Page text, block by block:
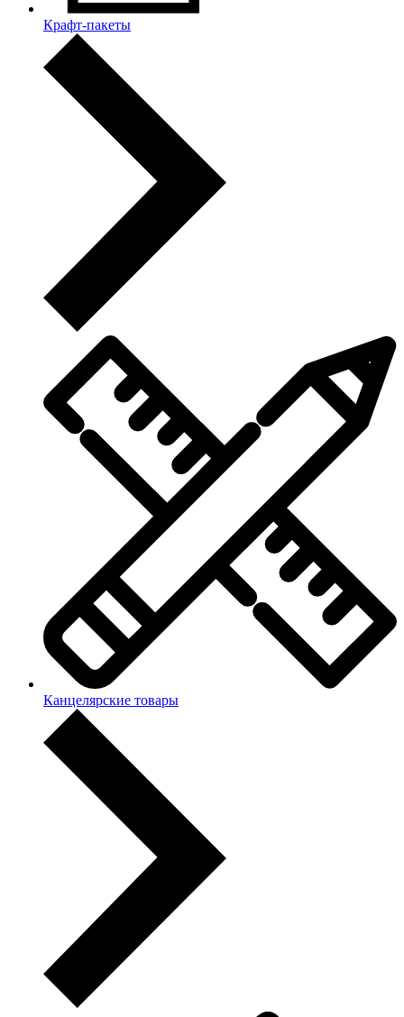
Крафт-пакеты
Канцелярские товары